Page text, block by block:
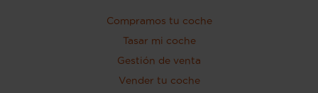
Compramos tu coche
Tasar mi coche
Gestión de venta
Vender tu coche